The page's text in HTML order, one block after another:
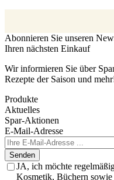
Abonnieren Sie unseren
Ihren nächsten Einkauf
Wir informieren Sie über
Rezepte der Saison und
Produkte
Aktuelles
Spar-Aktionen
E-Mail-Adresse
Senden
JA, ich möchte
Kosmetik, Büchern